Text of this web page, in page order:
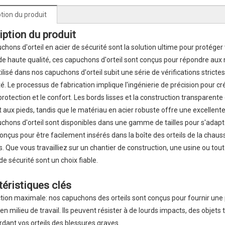
du produit
du produit
d'orteil en acier de sécurité sont la solution ultime pour
haute qualité, ces capuchons d'orteil sont conçus pour répondre
dans nos capuchons d'orteil subit une série de vérifications
Le processus de fabrication implique l'ingénierie de précision pour
et le confort. Les bords lisses et la construction
aux pieds, tandis que le matériau en acier robuste offre une
d'orteil sont disponibles dans une gamme de tailles pour
pour être facilement insérés dans la boîte des orteils de la
Que vous travailliez sur un chantier de construction, une usine ou
sécurité sont un choix fiable.
clés
maximale: nos capuchons des orteils sont conçus pour fournir
milieu de travail. Ils peuvent résister à de lourds impacts, des
vos orteils des blessures graves.